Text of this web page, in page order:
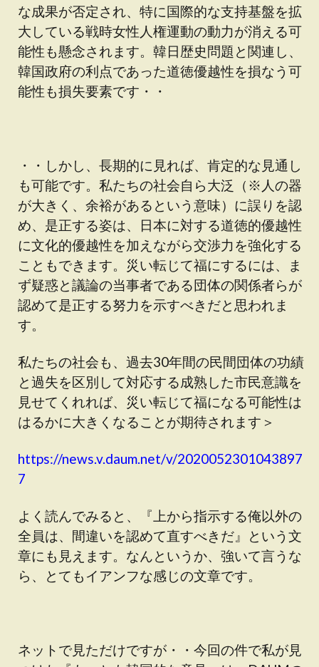
な成果が否定され、特に国際的な支持基盤を拡
大している戦時女性人権運動の動力が消える可
能性も懸念されます。韓日歴史問題と関連し、
韓国政府の利点であった道徳優越性を損なう可
能性も損失要素です・・
・・しかし、長期的に見れば、肯定的な見通し
も可能です。私たちの社会自ら大泛（※人の器
が大きく、余裕があるという意味）に誤りを認
め、是正する姿は、日本に対する道徳的優越性
に文化的優越性を加えながら交渉力を強化する
こともできます。災い転じて福にするには、ま
ず疑惑と議論の当事者である団体の関係者らが
認めて是正する努力を示すべきだと思われま
す。
私たちの社会も、過去30年間の民間団体の功績
と過失を区別して対応する成熟した市民意識を
見せてくれれば、災い転じて福になる可能性は
はるかに大きくなることが期待されます＞
https://news.v.daum.net/v/2020052301043897
7
よく読んでみると、『上から指示する俺以外の
全員は、間違いを認めて直すべきだ』という文
章にも見えます。なんというか、強いて言うな
ら、とてもイアンフな感じの文章です。
ネットで見ただけですが・・今回の件で私が見